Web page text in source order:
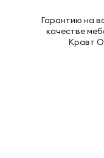
Гарантию на
качестве
Кравт